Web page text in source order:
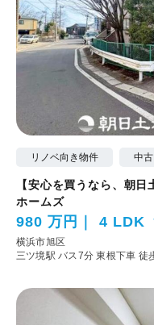
リノベ向き物件 中
【安心を買うなら、朝
ホームズ
980 万円 4 LDK
横浜市旭区
三ツ境駅 バス7分 東根下車 徒